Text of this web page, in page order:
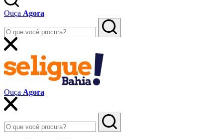
Ouça Agora
Ouça Agora